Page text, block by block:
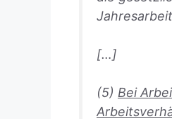
[…]
(5) Bei